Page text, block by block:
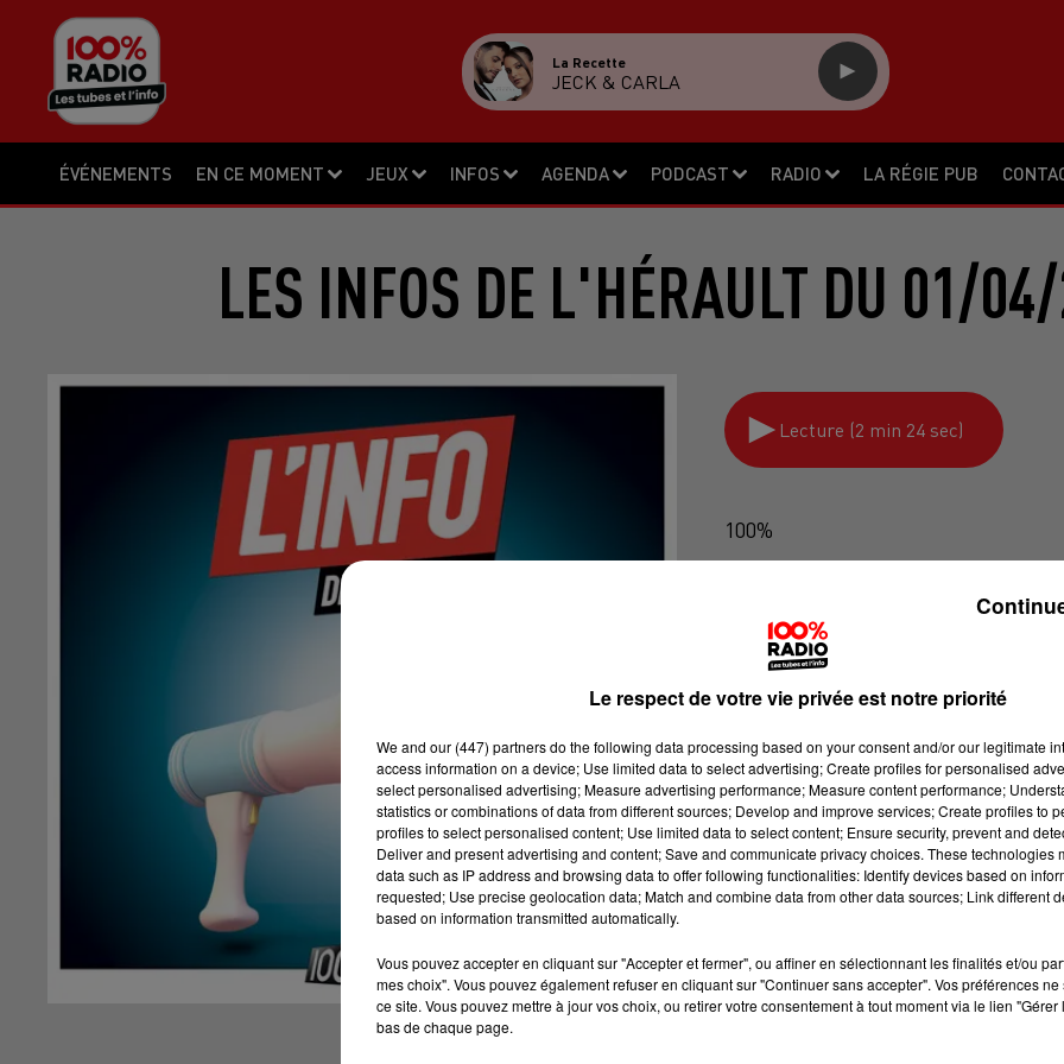
ÉVÉNEMENTS EN CE MOMENT JEUX INFOS AGENDA PODCAST RADIO LA RÉGIE PUB
La Recette
JECK & CARLA
LES INFOS DE L'HÉRAULT DU 01/
Lecture (2 min 24 sec)
100%
Le respect de votre vie privée est notre priorité
We and our (447) partnersdo the following data processing based on your consent and/or our legitimate
access information on a device; Use limited data to select advertising; Create profiles for personalised
select personalised advertising; Measure advertising performance; Measure content performance;
statistics or combinations of data from different sources; Develop and improve services; Create profiles to
profiles to select personalised content; Use limited data to select content; Ensure security, prevent and
Deliver and present advertising and content; Save and communicate privacy choices. These technologies
data such as IP address and browsing data to offer following functionalities: Identify devices based on
requested; Use precise geolocation data; Match and combine data from other data sources; Link different
based on information transmitted automatically.
Vous pouvez accepter en cliquant sur "Accepter et fermer", ou affiner en sélectionnant les finalités et/ou
mes choix". Vous pouvez également refuser en cliquant sur "Continuer sans accepter". Vos préférences
ce site. Vous pouvez mettre à jour vos choix, ou retirer votre consentement à tout moment via le lien
bas de chaque page.